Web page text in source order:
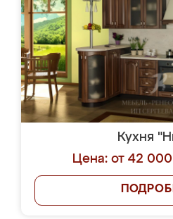
Кухня
Цена: от 42